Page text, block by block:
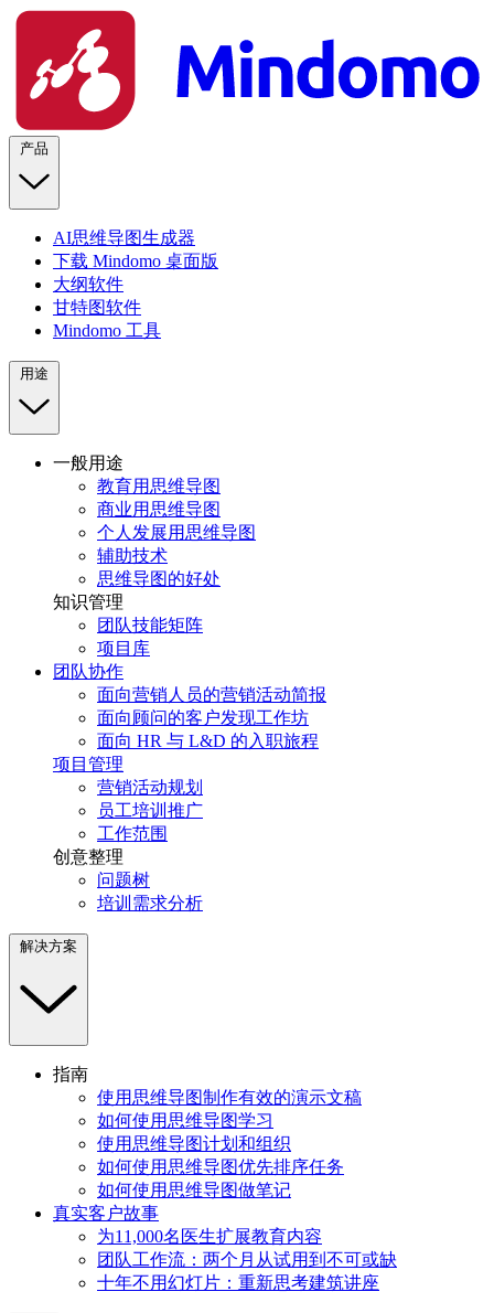
产品
AI思维导图生成器
下载 Mindomo 桌面版
大纲软件
甘特图软件
Mindomo 工具
用途
一般用途
教育用思维导图
商业用思维导图
个人发展用思维导图
辅助技术
思维导图的好处
知识管理
团队技能矩阵
项目库
团队协作
面向营销人员的营销活动简报
面向顾问的客户发现工作坊
面向 HR 与 L&D 的入职旅程
项目管理
营销活动规划
员工培训推广
工作范围
创意整理
问题树
培训需求分析
解决方案
指南
使用思维导图制作有效的演示文稿
如何使用思维导图学习
使用思维导图计划和组织
如何使用思维导图优先排序任务
如何使用思维导图做笔记
真实客户故事
为11,000名医生扩展教育内容
团队工作流：两个月从试用到不可或缺
十年不用幻灯片：重新思考建筑讲座